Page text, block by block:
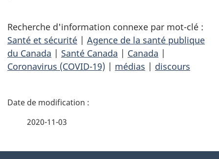
Recherche d'information connexe par mot-clé :
Santé et sécurité | Agence de la santé publique
du Canada | Santé Canada | Canada |
Coronavirus (COVID-19) | médias | discours
D
2020-11-03